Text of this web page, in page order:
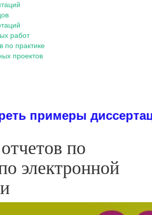
работ
по практике
проектов
по
электронной